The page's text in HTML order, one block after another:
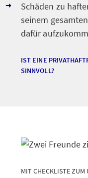
Schäden zu
seinem
dafür
IST EINE
SINNVOLL?
MIT CHECKLISTE ZUM